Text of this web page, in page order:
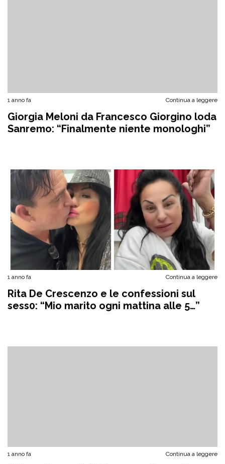
1 anno fa Continua a leggere
Giorgia Meloni da Francesco Giorgino loda
Sanremo: “Finalmente niente monologhi”
1 anno fa Continua a leggere
Rita De Crescenzo e le confessioni sul
sess0: “Mio marito ogni mattina alle 5…”
1 anno fa Continua a leggere